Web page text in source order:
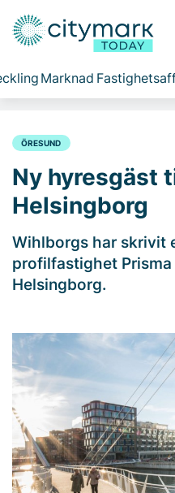
Marknad
ÖRESUND
Ny hyresgäst
Helsingborg
Wihlborgs har skrivit
profilfastighet Prisma
Helsingborg.